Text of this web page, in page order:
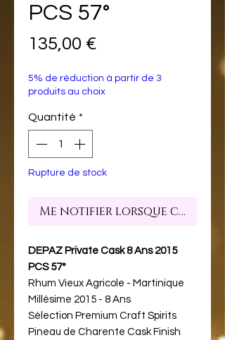
PCS 57°
135,00 €
5% de réduction à partir de 3
produits au choix
Quantité *
Rupture de stock
Me notifier lorsque cet
DEPAZ Private Cask 8 Ans 2015
PCS 57°
Rhum Vieux Agricole - Martinique
Millésime 2015 - 8 Ans
Sélection Premium Craft Spirits
Pineau de Charente Cask Finish